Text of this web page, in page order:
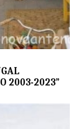
2003-2023”